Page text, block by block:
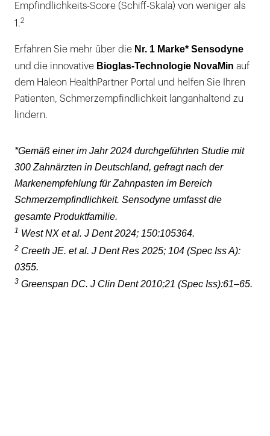
Empfindlichkeits-Score (Schiff-Skala) von weniger als
1.2
Erfahren Sie mehr über die Nr. 1 Marke* Sensodyne
und die innovative Bioglas-Technologie NovaMin auf
dem Haleon HealthPartner Portal und helfen Sie Ihren
Patienten, Schmerzempfindlichkeit langanhaltend zu
lindern.
*Gemäß einer im Jahr 2024 durchgeführten Studie mit
300 Zahnärzten in Deutschland, gefragt nach der
Markenempfehlung für Zahnpasten im Bereich
Schmerzempfindlichkeit. Sensodyne umfasst die
gesamte Produktfamilie.
1 West NX et al. J Dent 2024; 150:105364.
2 Creeth JE. et al. J Dent Res 2025; 104 (Spec Iss A):
0355.
3 Greenspan DC. J Clin Dent 2010;21 (Spec Iss):61–65.